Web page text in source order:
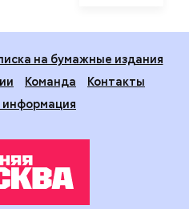
на бумажные издания
Команда
Контакты
информация